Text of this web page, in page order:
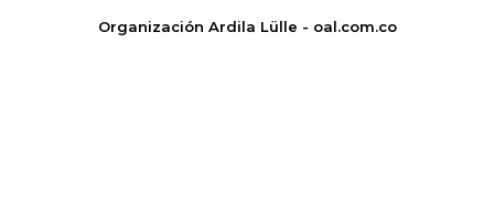
Organización Ardila Lülle - oal.com.co